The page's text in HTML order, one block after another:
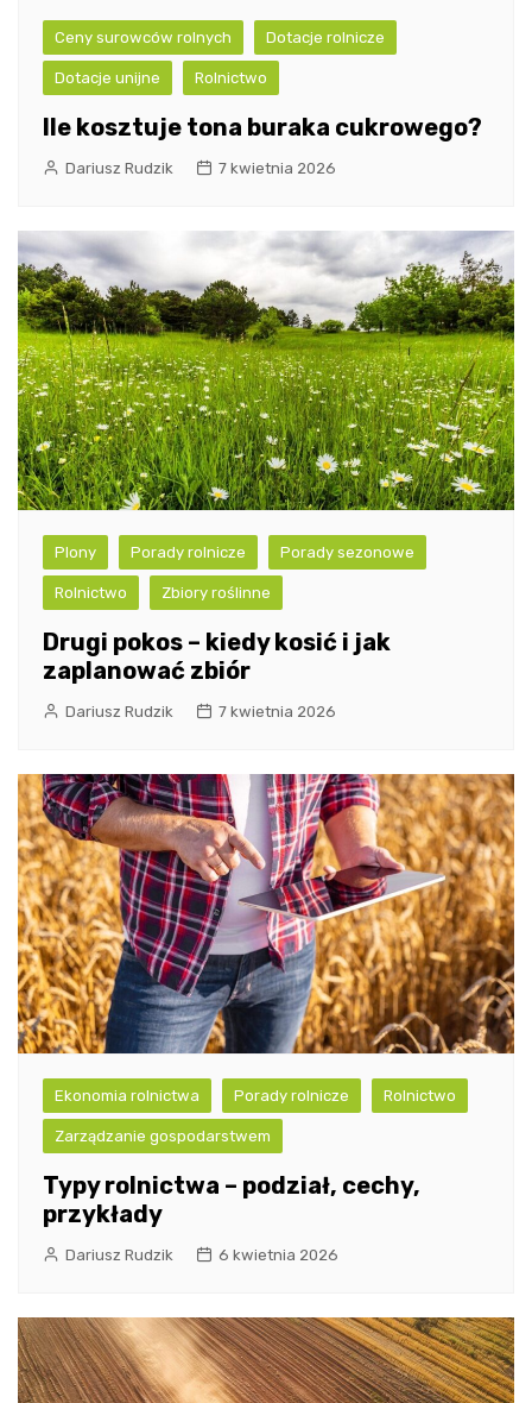
Ceny surowców rolnych Dotacje rolnicze
Dotacje unijne Rolnictwo
Ile kosztuje tona buraka cukrowego?
Dariusz Rudzik 7 kwietnia 2026
Plony Porady rolnicze Porady sezonowe
Rolnictwo Zbiory roślinne
Drugi pokos – kiedy kosić i jak
zaplanować zbiór
Dariusz Rudzik 7 kwietnia 2026
Ekonomia rolnictwa Porady rolnicze Rolnictwo
Zarządzanie gospodarstwem
Typy rolnictwa – podział, cechy,
przykłady
Dariusz Rudzik 6 kwietnia 2026